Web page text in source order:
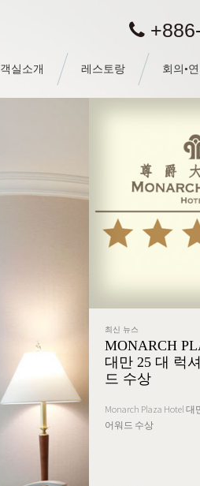
객실소개 레스토랑 회의•
최신 뉴스
MONARCH
대만 25 대 럭
드 수상
Monarch Plaza Hotel
어워드 수상